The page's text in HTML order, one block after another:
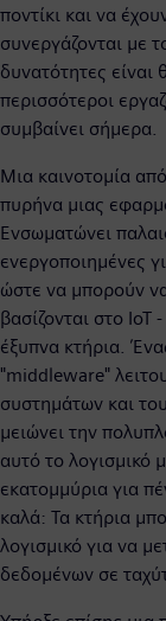
ποντίκι και να
συνεργάζονται με
δυνατότητες είναι
περισσότεροι
συμβαίνει σήμερα.
Μια καινοτομία
πυρήνα μιας
Ενσωματώνει
ενεργοποιημένες
ώστε να μπορούν
βασίζονται στο
έξυπνα κτήρια.
"middleware"
συστημάτων και
μειώνει την
αυτό το λογισμικό
εκατομμύρια για
καλά: Τα κτήρια
λογισμικό για να
δεδομένων σε